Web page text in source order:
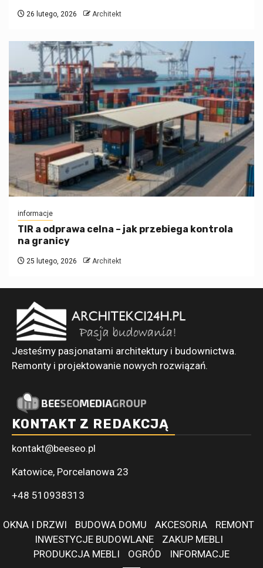
26 lutego, 2026 Architekt
informacje
TIR a odprawa celna – jak przebiega kontrola
na granicy
25 lutego, 2026 Architekt
Jesteśmy pasjonatami architektury i budownictwa.
Remonty i projektowanie nowych rozwiązań.
KONTAKT Z REDAKCJĄ
kontakt@beeseo.pl
Katowice, Porcelanowa 23
+48 510938313
OKNA I DRZWI BUDOWA DOMU AKCESORIA
REMONT
INWESTYCJE BUDOWLANE
ZAKUP MEBLI
PRODUKCJA MEBLI
OGRÓD INFORMACJE